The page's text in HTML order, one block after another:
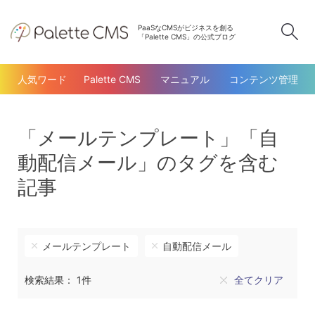
PaaSなCMSがビジネスを創る
「Palette CMS」の公式ブログ
人気ワード Palette CMS マニュアル コンテンツ管理
「メールテンプレート」「自
動配信メール」のタグを含む
記事
メールテンプレート 自動配信メール
検索結果： 1件 全てクリア